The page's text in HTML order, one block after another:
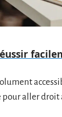
pour aller droit